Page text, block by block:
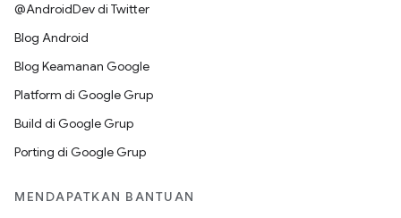
@AndroidDev di Twitter
Blog Android
Blog Keamanan Google
Platform di Google Grup
Build di Google Grup
Porting di Google Grup
MENDAPATKAN BANTUAN